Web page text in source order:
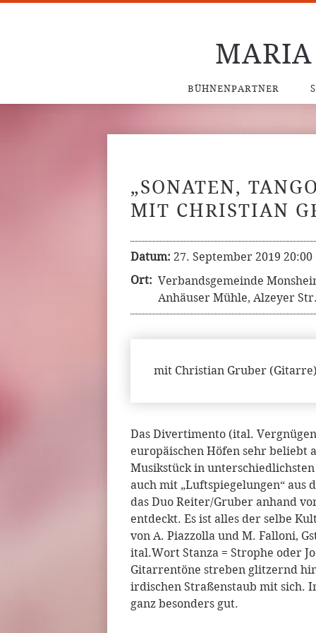
MARIA
BÜHNENPARTNER
„SONATEN,
MIT CHRISTIAN
Datum: 27. September 2019 20:00
Ort: Verbandsgemeinde
Anhäuser Mühle, Alzeyer
mit Christian Gruber
Das Divertimento (ital.
europäischen Höfen sehr beliebt
Musikstück in
auch mit „Luftspiegelungen“
das Duo Reiter/Gruber anhand
entdeckt. Es ist alles der selbe
von A. Piazzolla und M. Falloni,
ital.Wort Stanza = Strophe oder
Gitarrentöne streben glitzernd
irdischen Straßenstaub mit sich.
ganz besonders gut.